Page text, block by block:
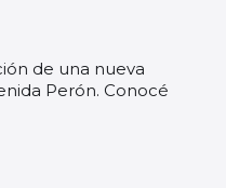
de una nueva
Perón. Conocé